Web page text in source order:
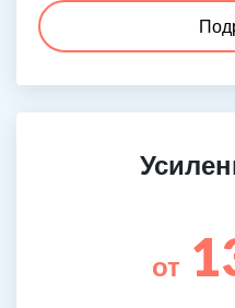
от